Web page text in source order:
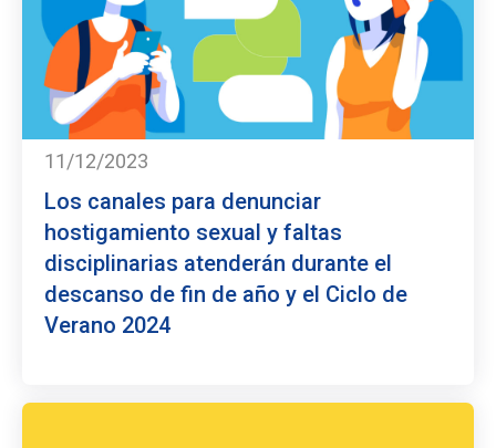
11/12/2023
Los canales para denunciar
hostigamiento sexual y faltas
disciplinarias atenderán durante el
descanso de fin de año y el Ciclo de
Verano 2024